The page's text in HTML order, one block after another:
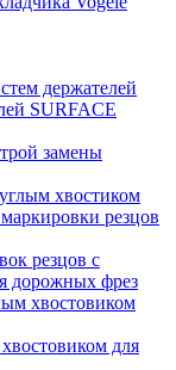
держателей
SURFACE
замены
хвостиком
резцов
резцов с
дорожных фрез
хвостовиком
для